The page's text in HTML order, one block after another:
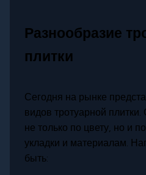
Разнообразие
плитки
Сегодня на рынке
видов тротуарной
не только по цвету, но и
укладки и материалам.
быть: